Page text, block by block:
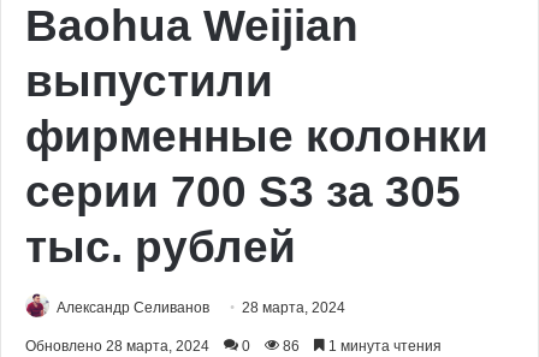
Baohua Weijian
выпустили
фирменные колонки
серии 700 S3 за 305
тыс. рублей
Александр Селиванов 28 марта, 2024
Обновлено 28 марта, 2024 0 86 1 минута чтения